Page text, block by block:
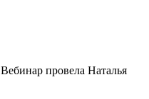
провела Наталья